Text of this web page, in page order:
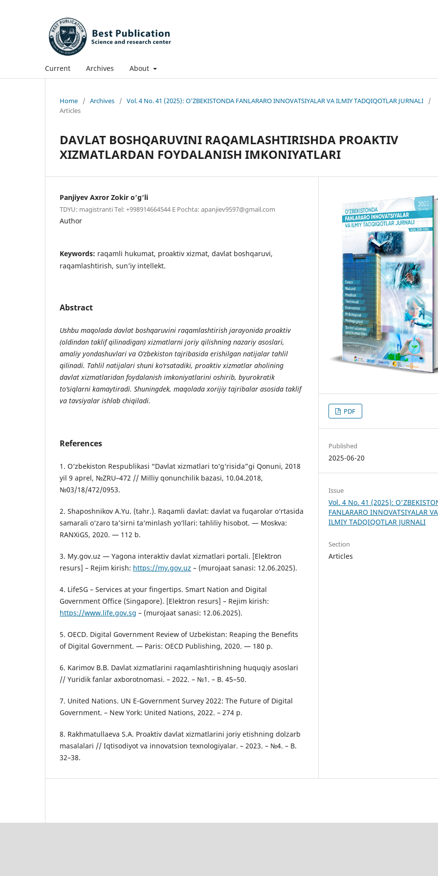
Current Archives About
Home / Archives / Vol. 4 No. 41 (2025): O'ZBEKISTONDA FANLARARO INNOVATSIYALAR VA ILMIY TADQIQOTLAR JURNALI
/
Articles
DAVLAT BOSHQARUVINI RAQAMLASHTIRISHDA PROAKTIV
XIZMATLARDAN FOYDALANISH IMKONIYATLARI
Panjiyev Axror Zokir o‘g‘li
TDYU: magistranti Tel: +998914664544 E Pochta: apanjiev9597@gmail.com
Author
Keywords: raqamli hukumat, proaktiv xizmat, davlat boshqaruvi,
raqamlashtirish, sun’iy intellekt.
Abstract
Ushbu maqolada davlat boshqaruvini raqamlashtirish jarayonida proaktiv
(oldindan taklif qilinadigan) xizmatlarni joriy qilishning nazariy asoslari,
amaliy yondashuvlari va O‘zbekiston tajribasida erishilgan natijalar tahlil
qilinadi. Tahlil natijalari shuni ko‘rsatadiki, proaktiv xizmatlar aholining
davlat xizmatlaridan foydalanish imkoniyatlarini oshirib, byurokratik
to‘siqlarni kamaytiradi. Shuningdek, maqolada xorijiy tajribalar asosida taklif
va tavsiyalar ishlab chiqiladi.
References
1. O‘zbekiston Respublikasi “Davlat xizmatlari to‘g‘risida”gi Qonuni, 2018
yil 9 aprel, №ZRU–472 // Milliy qonunchilik bazasi, 10.04.2018,
№03/18/472/0953.
2. Shaposhnikov A.Yu. (tahr.). Raqamli davlat: davlat va fuqarolar o‘rtasida
samarali o‘zaro ta’sirni ta’minlash yo‘llari: tahliliy hisobot. — Moskva:
RANXiGS, 2020. — 112 b.
3. My.gov.uz — Yagona interaktiv davlat xizmatlari portali. [Elektron
resurs] – Rejim kirish: https://my.gov.uz – (murojaat sanasi: 12.06.2025).
4. LifeSG – Services at your fingertips. Smart Nation and Digital
Government Office (Singapore). [Elektron resurs] – Rejim kirish:
https://www.life.gov.sg – (murojaat sanasi: 12.06.2025).
5. OECD. Digital Government Review of Uzbekistan: Reaping the Benefits
of Digital Government. — Paris: OECD Publishing, 2020. — 180 p.
6. Karimov B.B. Davlat xizmatlarini raqamlashtirishning huquqiy asoslari
// Yuridik fanlar axborotnomasi. – 2022. – №1. – B. 45–50.
7. United Nations. UN E-Government Survey 2022: The Future of Digital
Government. – New York: United Nations, 2022. – 274 p.
8. Rakhmatullaeva S.A. Proaktiv davlat xizmatlarini joriy etishning dolzarb
masalalari // Iqtisodiyot va innovatsion texnologiyalar. – 2023. – №4. – B.
32–38.
PDF
Published
2025-06-20
Issue
Vol. 4 No. 41 (2025):
FANLARARO INNOVATSIYALAR VA
ILMIY TADQIQOTLAR JURNALI
Section
Articles